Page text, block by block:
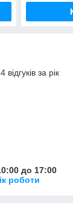
за рік
до 17:00
роботи